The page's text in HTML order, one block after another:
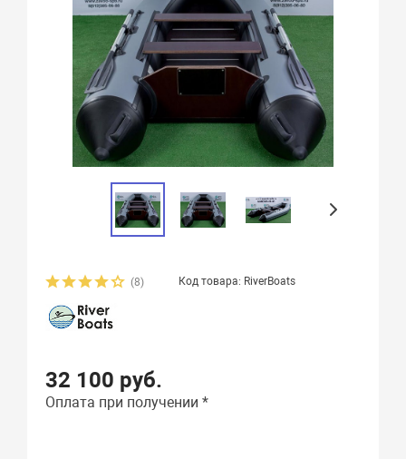
(8) Код товара: RiverBoats
32 100 руб.
Оплата при получении *